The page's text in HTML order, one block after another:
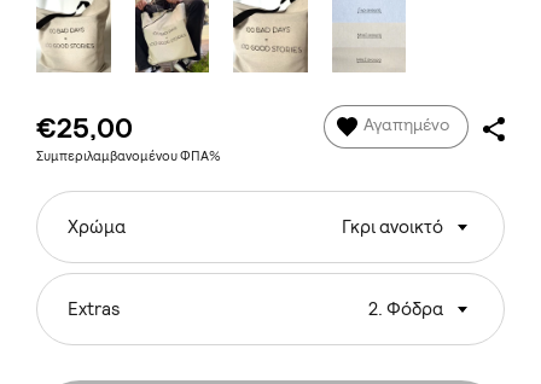
€25,00
Συμπεριλαμβανομένου ΦΠΑ%
Αγαπημένο
Χρώμα Γκρι ανοικτό
Extras 2. Φόδρα